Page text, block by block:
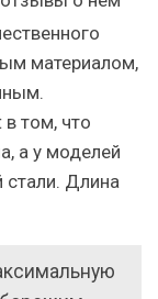
материалом,
том, что
а у моделей
Длина